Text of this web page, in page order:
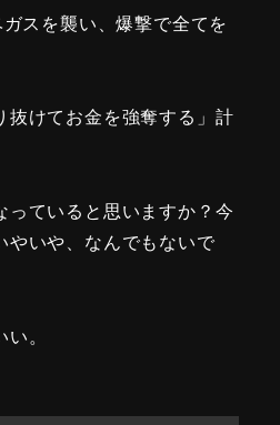
スを襲い、爆撃で全てを
抜けてお金を強奪する」計
っていると思いますか？今
やいや、なんでもないで
。